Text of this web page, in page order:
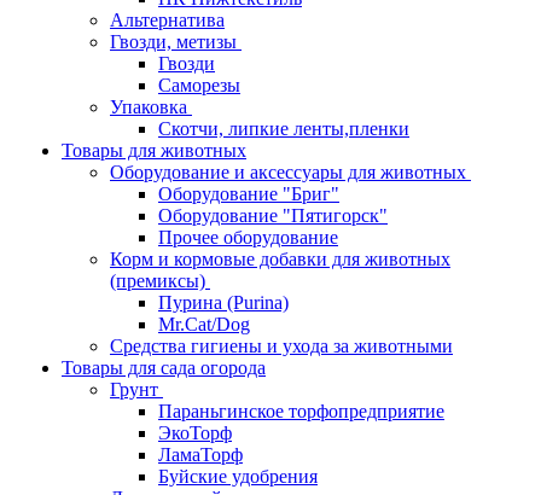
Альтернатива
Гвозди, метизы
Гвозди
Саморезы
Упаковка
Скотчи, липкие ленты,пленки
Товары для животных
Оборудование и аксессуары для животных
Оборудование "Бриг"
Оборудование "Пятигорск"
Прочее оборудование
Корм и кормовые добавки для животных
(премиксы)
Пурина (Purina)
Mr.Cat/Dog
Средства гигиены и ухода за животными
Товары для сада огорода
Грунт
Параньгинское торфопредприятие
ЭкоТорф
ЛамаТорф
Буйские удобрения